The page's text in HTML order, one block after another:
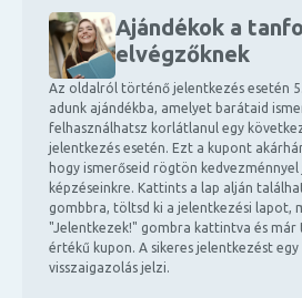
Ajándékok a
elvégzőknek
Az oldalról történő jelentkezés esetén
adunk ajándékba, amelyet barátaid
felhasználhatsz korlátlanul egy
jelentkezés esetén. Ezt a kupont
hogy ismerőseid rögtön
képzéseinkre. Kattints a lap alján
gombbra, töltsd ki a jelentkezési lapot,
"Jelentkezek!" gombra kattintva és már
értékű kupon. A sikeres jelentkezést
visszaigazolás jelzi.